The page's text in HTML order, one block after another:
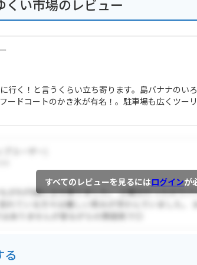
くい市場のレビュー
行く！と言うくらい立ち寄ります。島バナナのい
ードコートのかき氷が有名！。駐車場も広くツー
すべてのレビューを見るにはログインが
る